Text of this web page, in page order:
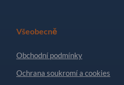
Všeobecně
Obchodní podmínky
Ochrana soukromí a cookies